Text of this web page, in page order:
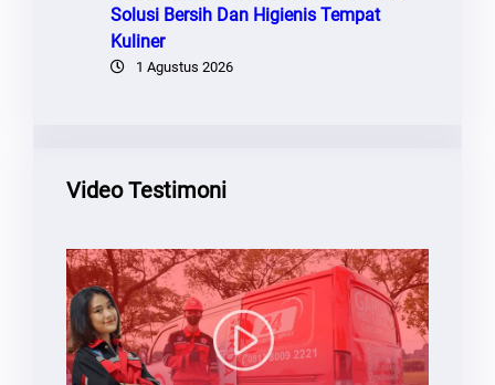
Solusi Bersih Dan Higienis Tempat
Kuliner
1 Agustus 2026
Video Testimoni